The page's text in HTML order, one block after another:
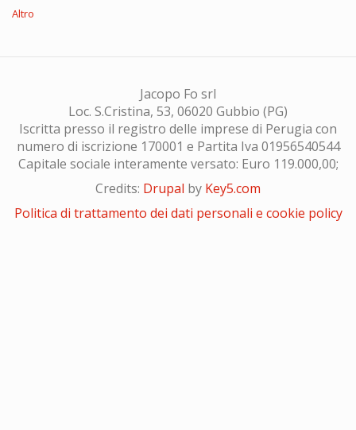
Altro
Jacopo Fo srl
Loc. S.Cristina, 53, 06020 Gubbio (PG)
Iscritta presso il registro delle imprese di Perugia con
numero di iscrizione 170001 e Partita Iva 01956540544
Capitale sociale interamente versato: Euro 119.000,00;
Credits: Drupal by Key5.com
Politica di trattamento dei dati personali e cookie policy